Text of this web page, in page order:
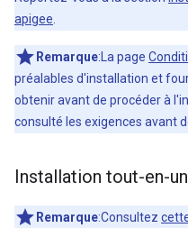
apigee
Remarque:La page
préalables d'installation et
obtenir avant de procéder à
consulté les exigences avant
Installation tout-en-un
Remarque:Consultez